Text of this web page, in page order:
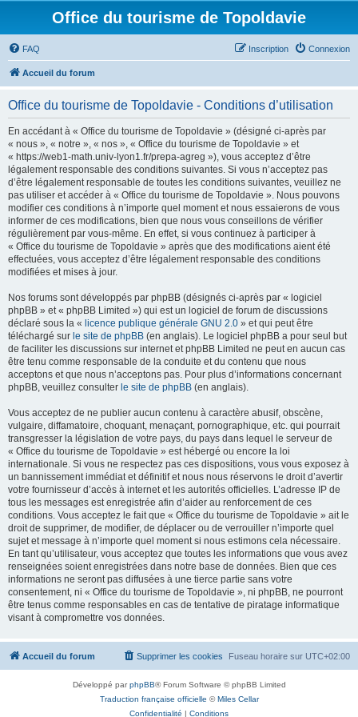
Office du tourisme de Topoldavie
FAQ Connexion
Inscription
Accueil du forum
Office du tourisme de Topoldavie - Conditions d’utilisation
En accédant à « Office du tourisme de Topoldavie » (désigné ci-après par
« nous », « notre », « nos », « Office du tourisme de Topoldavie » et
« https://web1-math.univ-lyon1.fr/prepa-agreg »), vous acceptez d’être
légalement responsable des conditions suivantes. Si vous n’acceptez pas
d’être légalement responsable de toutes les conditions suivantes, veuillez ne
pas utiliser et accéder à « Office du tourisme de Topoldavie ». Nous pouvons
modifier ces conditions à n’importe quel moment et nous essaierons de vous
informer de ces modifications, bien que nous vous conseillons de vérifier
régulièrement par vous-même. En effet, si vous continuez à participer à
« Office du tourisme de Topoldavie » après que des modifications aient été
effectuées, vous acceptez d’être légalement responsable des conditions
modifiées et mises à jour.
Nos forums sont développés par phpBB (désignés ci-après par « logiciel
phpBB » et « phpBB Limited ») qui est un logiciel de forum de discussions
déclaré sous la « licence publique générale GNU 2.0 » et qui peut être
téléchargé sur le site de phpBB (en anglais). Le logiciel phpBB a pour seul but
de faciliter les discussions sur internet et phpBB Limited ne peut en aucun cas
être tenu comme responsable de la conduite et du contenu que nous
acceptons et que nous n’acceptons pas. Pour plus d’informations concernant
phpBB, veuillez consulter le site de phpBB (en anglais).
Vous acceptez de ne publier aucun contenu à caractère abusif, obscène,
vulgaire, diffamatoire, choquant, menaçant, pornographique, etc. qui pourrait
transgresser la législation de votre pays, du pays dans lequel le serveur de
« Office du tourisme de Topoldavie » est hébergé ou encore la loi
internationale. Si vous ne respectez pas ces dispositions, vous vous exposez à
un bannissement immédiat et définitif et nous nous réservons le droit d’avertir
votre fournisseur d’accès à internet et les autorités officielles. L’adresse IP de
tous les messages est enregistrée afin d’aider au renforcement de ces
conditions. Vous acceptez le fait que « Office du tourisme de Topoldavie » ait le
droit de supprimer, de modifier, de déplacer ou de verrouiller n’importe quel
sujet et message à n’importe quel moment si nous estimons cela nécessaire.
En tant qu’utilisateur, vous acceptez que toutes les informations que vous avez
renseignées soient enregistrées dans notre base de données. Bien que ces
informations ne seront pas diffusées à une tierce partie sans votre
consentement, ni « Office du tourisme de Topoldavie », ni phpBB, ne pourront
être tenus comme responsables en cas de tentative de piratage informatique
visant à compromettre vos données.
Accueil du forum Fuseau horaire sur UTC+02:00
Supprimer les cookies
Développé parphpBB® Forum Software © phpBB Limited
Traduction française officielle ©Miles Cellar
Confidentialité | Conditions